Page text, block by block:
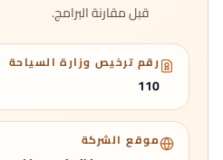
قبل مقارنة البرامج.
رقم ترخيص وزارة السياحة
110
موقع الشركة